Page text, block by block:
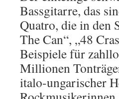
Bassgitarre, das
Quatro, die in den
The Can“, „48
Beispiele für
Millionen
italo-ungarischer